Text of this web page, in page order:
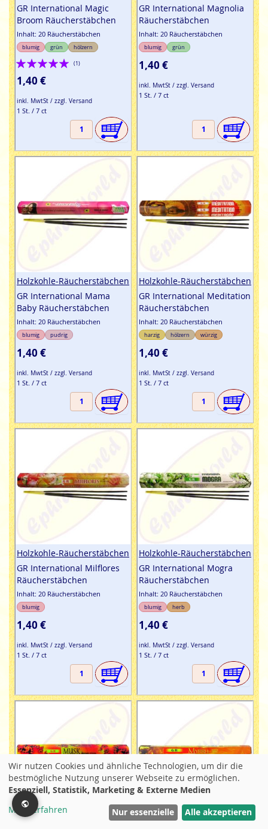
GR International Magic
Broom Räucherstäbchen
Inhalt: 20 Räucherstäbchen
blumig grün hölzern
Bewertung:
100%
(1)
1,40 €
inkl. MwtSt / zzgl. Versand
1 St. / 7 ct
GR International Magnolia
Räucherstäbchen
Inhalt: 20 Räucherstäbchen
blumig grün
1,40 €
inkl. MwtSt / zzgl. Versand
1 St. / 7 ct
Holzkohle-Räucherstäbchen
GR International Mama
Baby Räucherstäbchen
Inhalt: 20 Räucherstäbchen
blumig pudrig
1,40 €
inkl. MwtSt / zzgl. Versand
1 St. / 7 ct
Holzkohle-Räucherstäbchen
GR International Meditation
Räucherstäbchen
Inhalt: 20 Räucherstäbchen
harzig hölzern würzig
1,40 €
inkl. MwtSt / zzgl. Versand
1 St. / 7 ct
Holzkohle-Räucherstäbchen
GR International Milflores
Räucherstäbchen
Inhalt: 20 Räucherstäbchen
blumig
1,40 €
inkl. MwtSt / zzgl. Versand
1 St. / 7 ct
Holzkohle-Räucherstäbchen
GR International Mogra
Räucherstäbchen
Inhalt: 20 Räucherstäbchen
blumig herb
1,40 €
inkl. MwtSt / zzgl. Versand
1 St. / 7 ct
Filter
Wir nutzen Cookies und ähnliche Technologien, um dir die
bestmögliche Nutzung unserer Webseite zu ermöglichen.
Essenziell, Statistik, Marketing & Externe Medien
Mehr erfahren
Nur essenzielle Alle akzeptieren